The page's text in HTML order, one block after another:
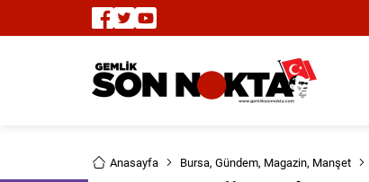
Anasayfa Bursa, Gündem, Magazin, Manşet